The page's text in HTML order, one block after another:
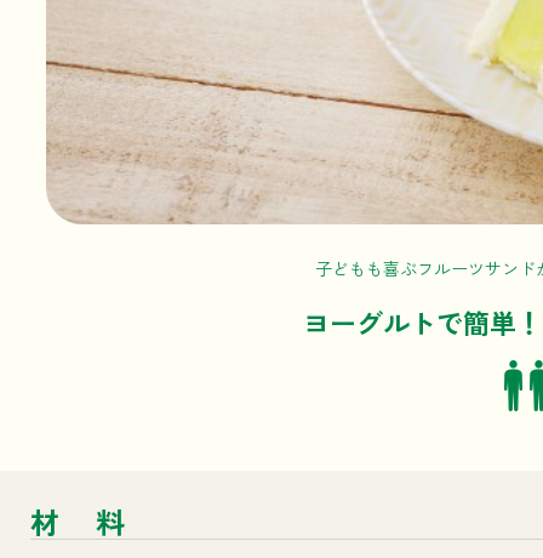
子どもも喜ぶフルーツサン
ヨーグルトで簡単
材料